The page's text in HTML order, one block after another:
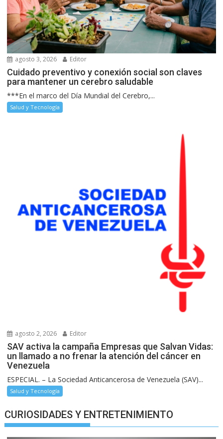
agosto 3, 2026 Editor
Cuidado preventivo y conexión social son claves
para mantener un cerebro saludable
***En el marco del Día Mundial del Cerebro,...
Salud y Tecnología
agosto 2, 2026 Editor
SAV activa la campaña Empresas que Salvan Vidas:
un llamado a no frenar la atención del cáncer en
Venezuela
ESPECIAL. – La Sociedad Anticancerosa de Venezuela (SAV)...
Salud y Tecnología
CURIOSIDADES Y ENTRETENIMIENTO